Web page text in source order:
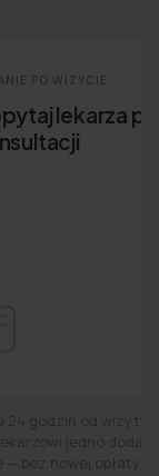
PO WIZYCIE
lekarza po
24 godzin od wizyty
jedno
bez nowej opłaty.